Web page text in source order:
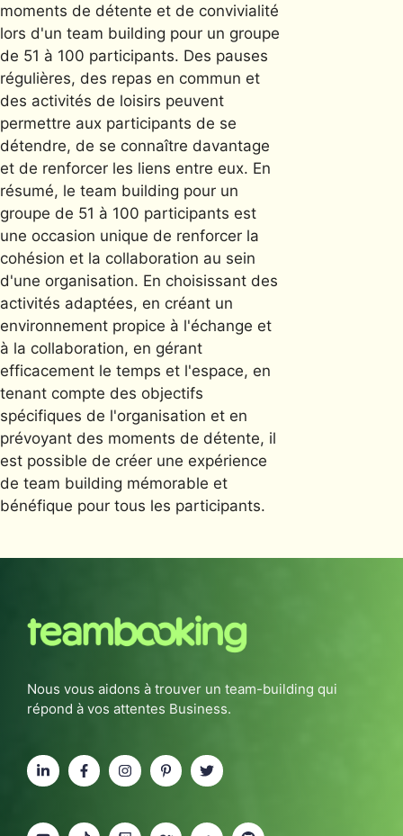
moments de détente et de convivialité
lors d'un team building pour un groupe
de 51 à 100 participants. Des pauses
régulières, des repas en commun et
des activités de loisirs peuvent
permettre aux participants de se
détendre, de se connaître davantage
et de renforcer les liens entre eux. En
résumé, le team building pour un
groupe de 51 à 100 participants est
une occasion unique de renforcer la
cohésion et la collaboration au sein
d'une organisation. En choisissant des
activités adaptées, en créant un
environnement propice à l'échange et
à la collaboration, en gérant
efficacement le temps et l'espace, en
tenant compte des objectifs
spécifiques de l'organisation et en
prévoyant des moments de détente, il
est possible de créer une expérience
de team building mémorable et
bénéfique pour tous les participants.
Nous vous aidons à trouver un team-building qui
répond à vos attentes Business.